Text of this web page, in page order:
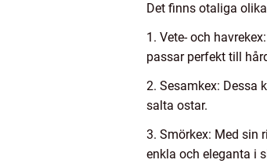
Det finns otaliga
1. Vete- och
passar perfekt till
2. Sesamkex: Dessa
salta ostar.
3. Smörkex: Med sin
enkla och eleganta i